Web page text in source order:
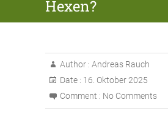
GmbH
Hexen?
Author : Andreas Rauch
Date : 16. Oktober 2025
Comment : No Comments